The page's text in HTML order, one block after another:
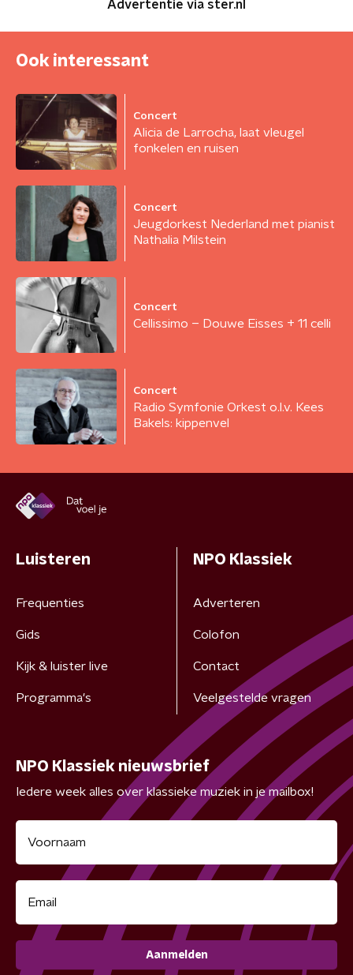
Advertentie via ster.nl
Ook interessant
Concert
Alicia de Larrocha, laat vleugel
fonkelen en ruisen
Concert
Jeugdorkest Nederland met pianist
Nathalia Milstein
Concert
Cellissimo – Douwe Eisses + 11 celli
Concert
Radio Symfonie Orkest o.l.v. Kees
Bakels: kippenvel
Luisteren
Frequenties
Gids
Kijk & luister live
Programma's
NPO Klassiek
Adverteren
Colofon
Contact
Veelgestelde vragen
NPO Klassiek nieuwsbrief
Iedere week alles over klassieke muziek in je mailbox!
Aanmelden